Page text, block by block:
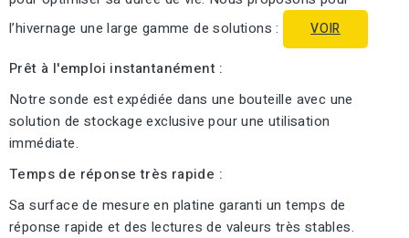
l’hivernage une large gamme de solutions :
VOIR
Prêt à l'emploi instantanément :
Notre sonde est expédiée dans une bouteille avec une
solution de stockage exclusive pour une utilisation
immédiate.
Temps de réponse très rapide :
Sa surface de mesure en platine garanti un temps de
réponse rapide et des lectures de valeurs très stables.